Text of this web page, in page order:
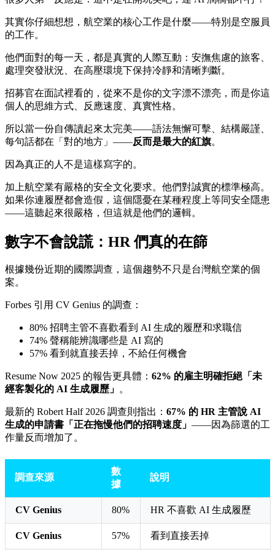
其實你仔細想想，航空業的核心工作是什麼——特別是空服員
的工作。
他們面對的每一天，都是真實的人際互動：安撫焦慮的旅客、
處理突發狀況、在高壓環境下保持冷靜和清晰判斷。
招募官在面試裡看的，從來不是你的文字漂不漂亮，而是你這
個人的思維方式、反應速度、真實性格。
所以當一份自傳讀起來太完美——語法無懈可擊、結構嚴謹、
每句話都在「對的地方」——反而是最大的紅旗。
因為真正的人不是這樣寫字的。
加上航空業有嚴格的安全文化要求。他們對誠實的標準極高。
如果你連履歷都會造假，這個隱憂在某種程度上等同安全隱患
——這聽起來很嚴格，但這就是他們的邏輯。
數字不會說謊：HR 們真的在篩
根據幾份近期的國際調查，這個趨勢不只是台灣航空業的個
案。
Forbes 引用 CV Genius 的調查：
80% 招聘主管不喜歡看到 AI 生成的履歷和求職信
74% 聲稱能辨識哪些是 AI 寫的
57% 看到就直接丟掉，不給任何機會
Resume Now 2025 的報告更具體： 62% 的雇主明確拒絕「未
經客製化的 AI 生成履歷」 。
最新的 Robert Half 2026 調查則指出： 67% 的 HR 主管說 AI
生成的申請書「正在拖慢他們的招聘速度」 ——因為篩選的工
作量反而增加了。
調查來源
數
據
說明
CV Genius 80% HR 不喜歡 AI 生成履歷
CV Genius 57% 看到直接丟掉